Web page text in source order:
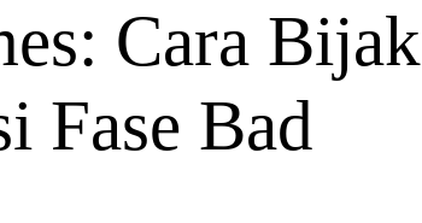
Cara Bijak
Fase Bad